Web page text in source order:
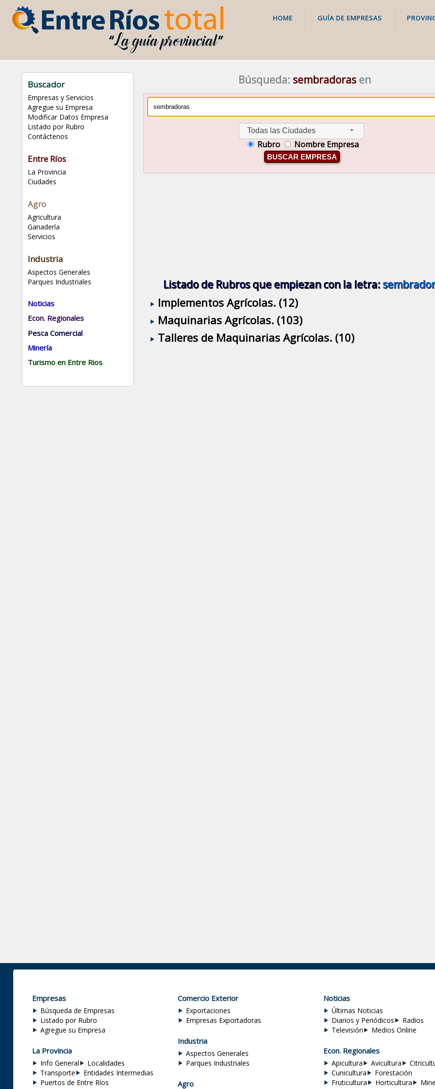
HOME GUÍA DE EMPRESAS
Buscador
Empresas y Servicios
Agregue su Empresa
Modificar Datos Empresa
Listado por Rubro
Contáctenos
Entre Ríos
La Provincia
Ciudades
Agro
Agricultura
Ganadería
Servicios
Industria
Aspectos Generales
Parques Industriales
Noticias
Econ. Regionales
Pesca Comercial
Minería
Turismo en Entre Rios
Búsqueda: sembradoras en
Todas las Ciudades
Rubro Nombre Empresa
BUSCAR EMPRESA
Listado de Rubros que empiezan con la letra:
Implementos Agrícolas. (12)
Maquinarias Agrícolas. (103)
Talleres de Maquinarias Agrícolas. (10)
Empresas
Búsqueda de Empresas
Listado por Rubro
Agregue su Empresa
La Provincia
Info General
Localidades
Transporte
Entidades Intermedias
Puertos de Entre Ríos
Comercio Exterior
Exportaciones
Empresas Exportadoras
Industria
Aspectos Generales
Parques Industriales
Agro
Noticias
Últimas Noticias
Diarios y Periódicos
Radios
Televisión
Medios Online
Econ. Regionales
Apicultura Avicultura
Cunicultura
Forestación
Fruticultura
Horticultura